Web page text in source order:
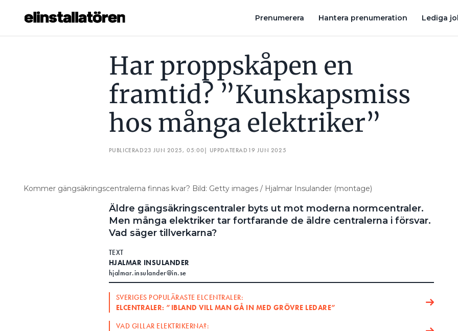
Prenumerera Hantera prenumeration Lediga
Hantera prenumeration
Har proppskåpen en
framtid? ”Kunskapsmiss
hos många elektriker”
PUBLICERAD23 JUN 2025, 05:00| UPPDATERAD 19 JUN 2025
Kommer gängsäkringscentralerna finnas kvar? Bild: Getty images / Hjalmar Insulander (montage)
Äldre gängsäkringscentraler byts ut mot moderna normcentraler.
Men många elektriker tar fortfarande de äldre centralerna i försvar.
Vad säger tillverkarna?
TEXT
HJALMAR INSULANDER
hjalmar.insulander@in.se
SVERIGES POPULÄRASTE ELCENTRALER:
ELCENTRALER: ”IBLAND VILL MAN GÅ IN MED GRÖVRE LEDARE”
VAD GILLAR ELEKTRIKERNA?:
HAR PROPPSKÅPEN EN FRAMTID? ”KUNSKAPSMISS HOS MÅNGA ELEKTRIKER” 5 REGLER – HUR HÖGT SKA CENTRALEN